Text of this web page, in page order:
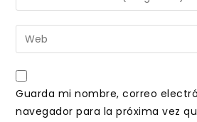
de
usuario
para
comentar
tu
dirección
de
electrónico
para
comentar
Introduce
la
URL
de
Guarda mi nombre, correo
navegador para la próxima vez